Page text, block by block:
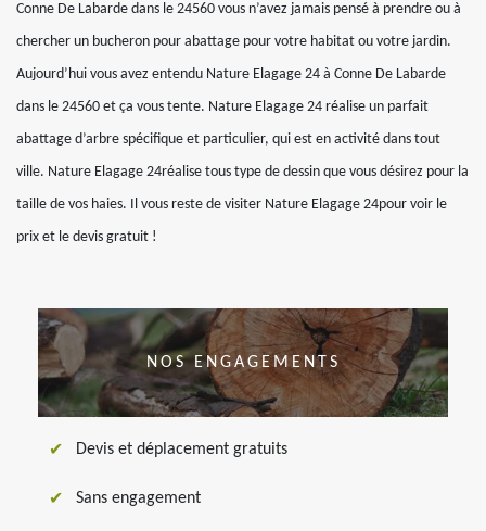
Conne De Labarde dans le 24560 vous n’avez jamais pensé à prendre ou à
chercher un bucheron pour abattage pour votre habitat ou votre jardin.
Aujourd’hui vous avez entendu Nature Elagage 24 à Conne De Labarde
dans le 24560 et ça vous tente. Nature Elagage 24 réalise un parfait
abattage d’arbre spécifique et particulier, qui est en activité dans tout
ville. Nature Elagage 24réalise tous type de dessin que vous désirez pour la
taille de vos haies. Il vous reste de visiter Nature Elagage 24pour voir le
prix et le devis gratuit !
NOS ENGAGEMENTS
Devis et déplacement gratuits
Sans engagement